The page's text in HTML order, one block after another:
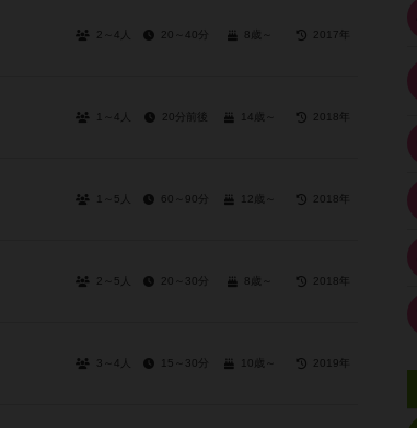
2～4人 20～40分 8歳～ 2017年
1～4人 20分前後 14歳～ 2018年
1～5人 60～90分 12歳～ 2018年
2～5人 20～30分 8歳～ 2018年
3～4人 15～30分 10歳～ 2019年